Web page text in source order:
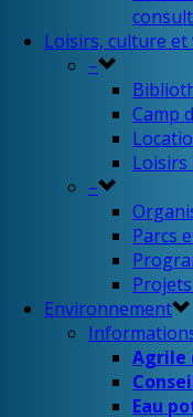
Loisirs, culture
–
Camp
–
Parcs
Environnement
Agrile
Eau